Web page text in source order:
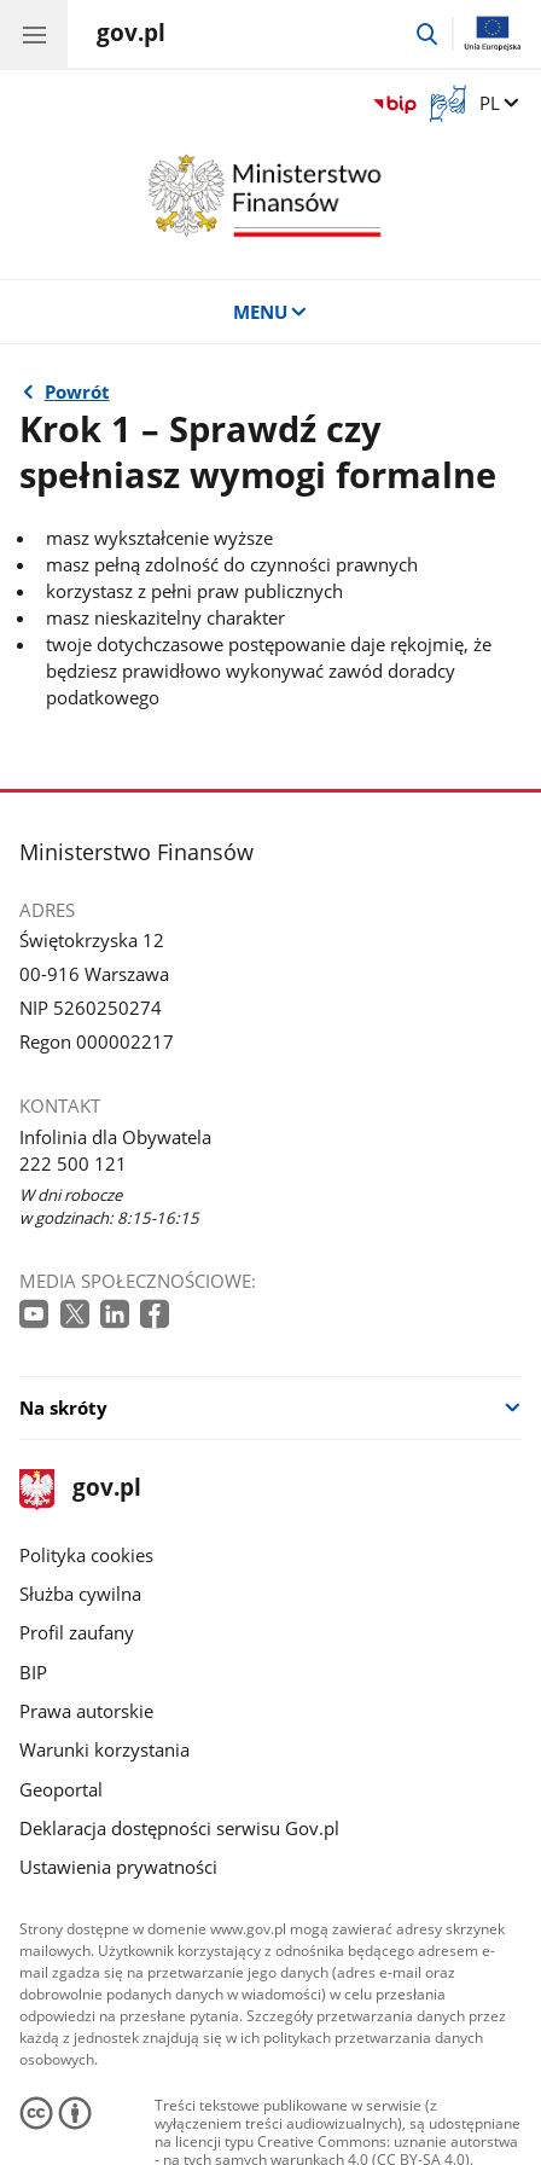
gov.pl
przejdź
Otwórz
okno
Zmień
PL
MENU
Powrót
Krok 1 – Sprawdź czy
spełniasz wymogi formalne
masz wykształcenie wyższe
masz pełną zdolność do czynności prawnych
korzystasz z pełni praw publicznych
masz nieskazitelny charakter
twoje dotychczasowe postępowanie daje rękojmię, że
będziesz prawidłowo wykonywać zawód doradcy
podatkowego
stopka
Ministerstwo Finansów
ADRES
Świętokrzyska 12
00-916 Warszawa
NIP 5260250274
Regon 000002217
KONTAKT
Infolinia dla Obywatela
222 500 121
W dni robocze
w godzinach: 8:15-16:15
MEDIA SPOŁECZNOŚCIOWE:
Na skróty
stopka
gov.pl
Strona
gov.pl
gov.pl
Polityka cookies
Służba cywilna
Profil zaufany
BIP
Prawa autorskie
Warunki korzystania
Geoportal
Deklaracja dostępności serwisu Gov.pl
Ustawienia prywatności
Strony dostępne w domenie www.gov.pl mogą zawierać adresy skrzynek
mailowych. Użytkownik korzystający z odnośnika będącego adresem e-
mail zgadza się na przetwarzanie jego danych (adres e-mail oraz
dobrowolnie podanych danych w wiadomości) w celu przesłania
odpowiedzi na przesłane pytania. Szczegóły przetwarzania danych przez
każdą z jednostek znajdują się w ich politykach przetwarzania danych
osobowych.
Treści tekstowe publikowane w serwisie (z
wyłączeniem treści audiowizualnych), są udostępniane
na licencji typu Creative Commons: uznanie autorstwa
- na tych samych warunkach 4.0 (CC BY-SA 4.0).